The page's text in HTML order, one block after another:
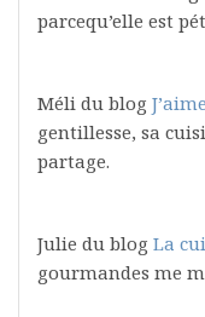
parcequ’elle est
Méli du blog
gentillesse, sa
partage.
Julie du blog La
gourmandes me